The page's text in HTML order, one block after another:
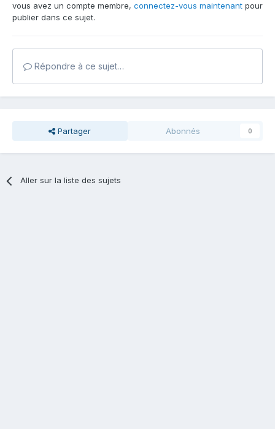
vous avez un compte membre, connectez-vous maintenant pour
publier dans ce sujet.
Répondre à ce sujet…
Partager Abonnés 0
Aller sur la liste des sujets